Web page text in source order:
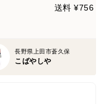
送料 ¥756
長野県上田市蒼久保
こばやしや